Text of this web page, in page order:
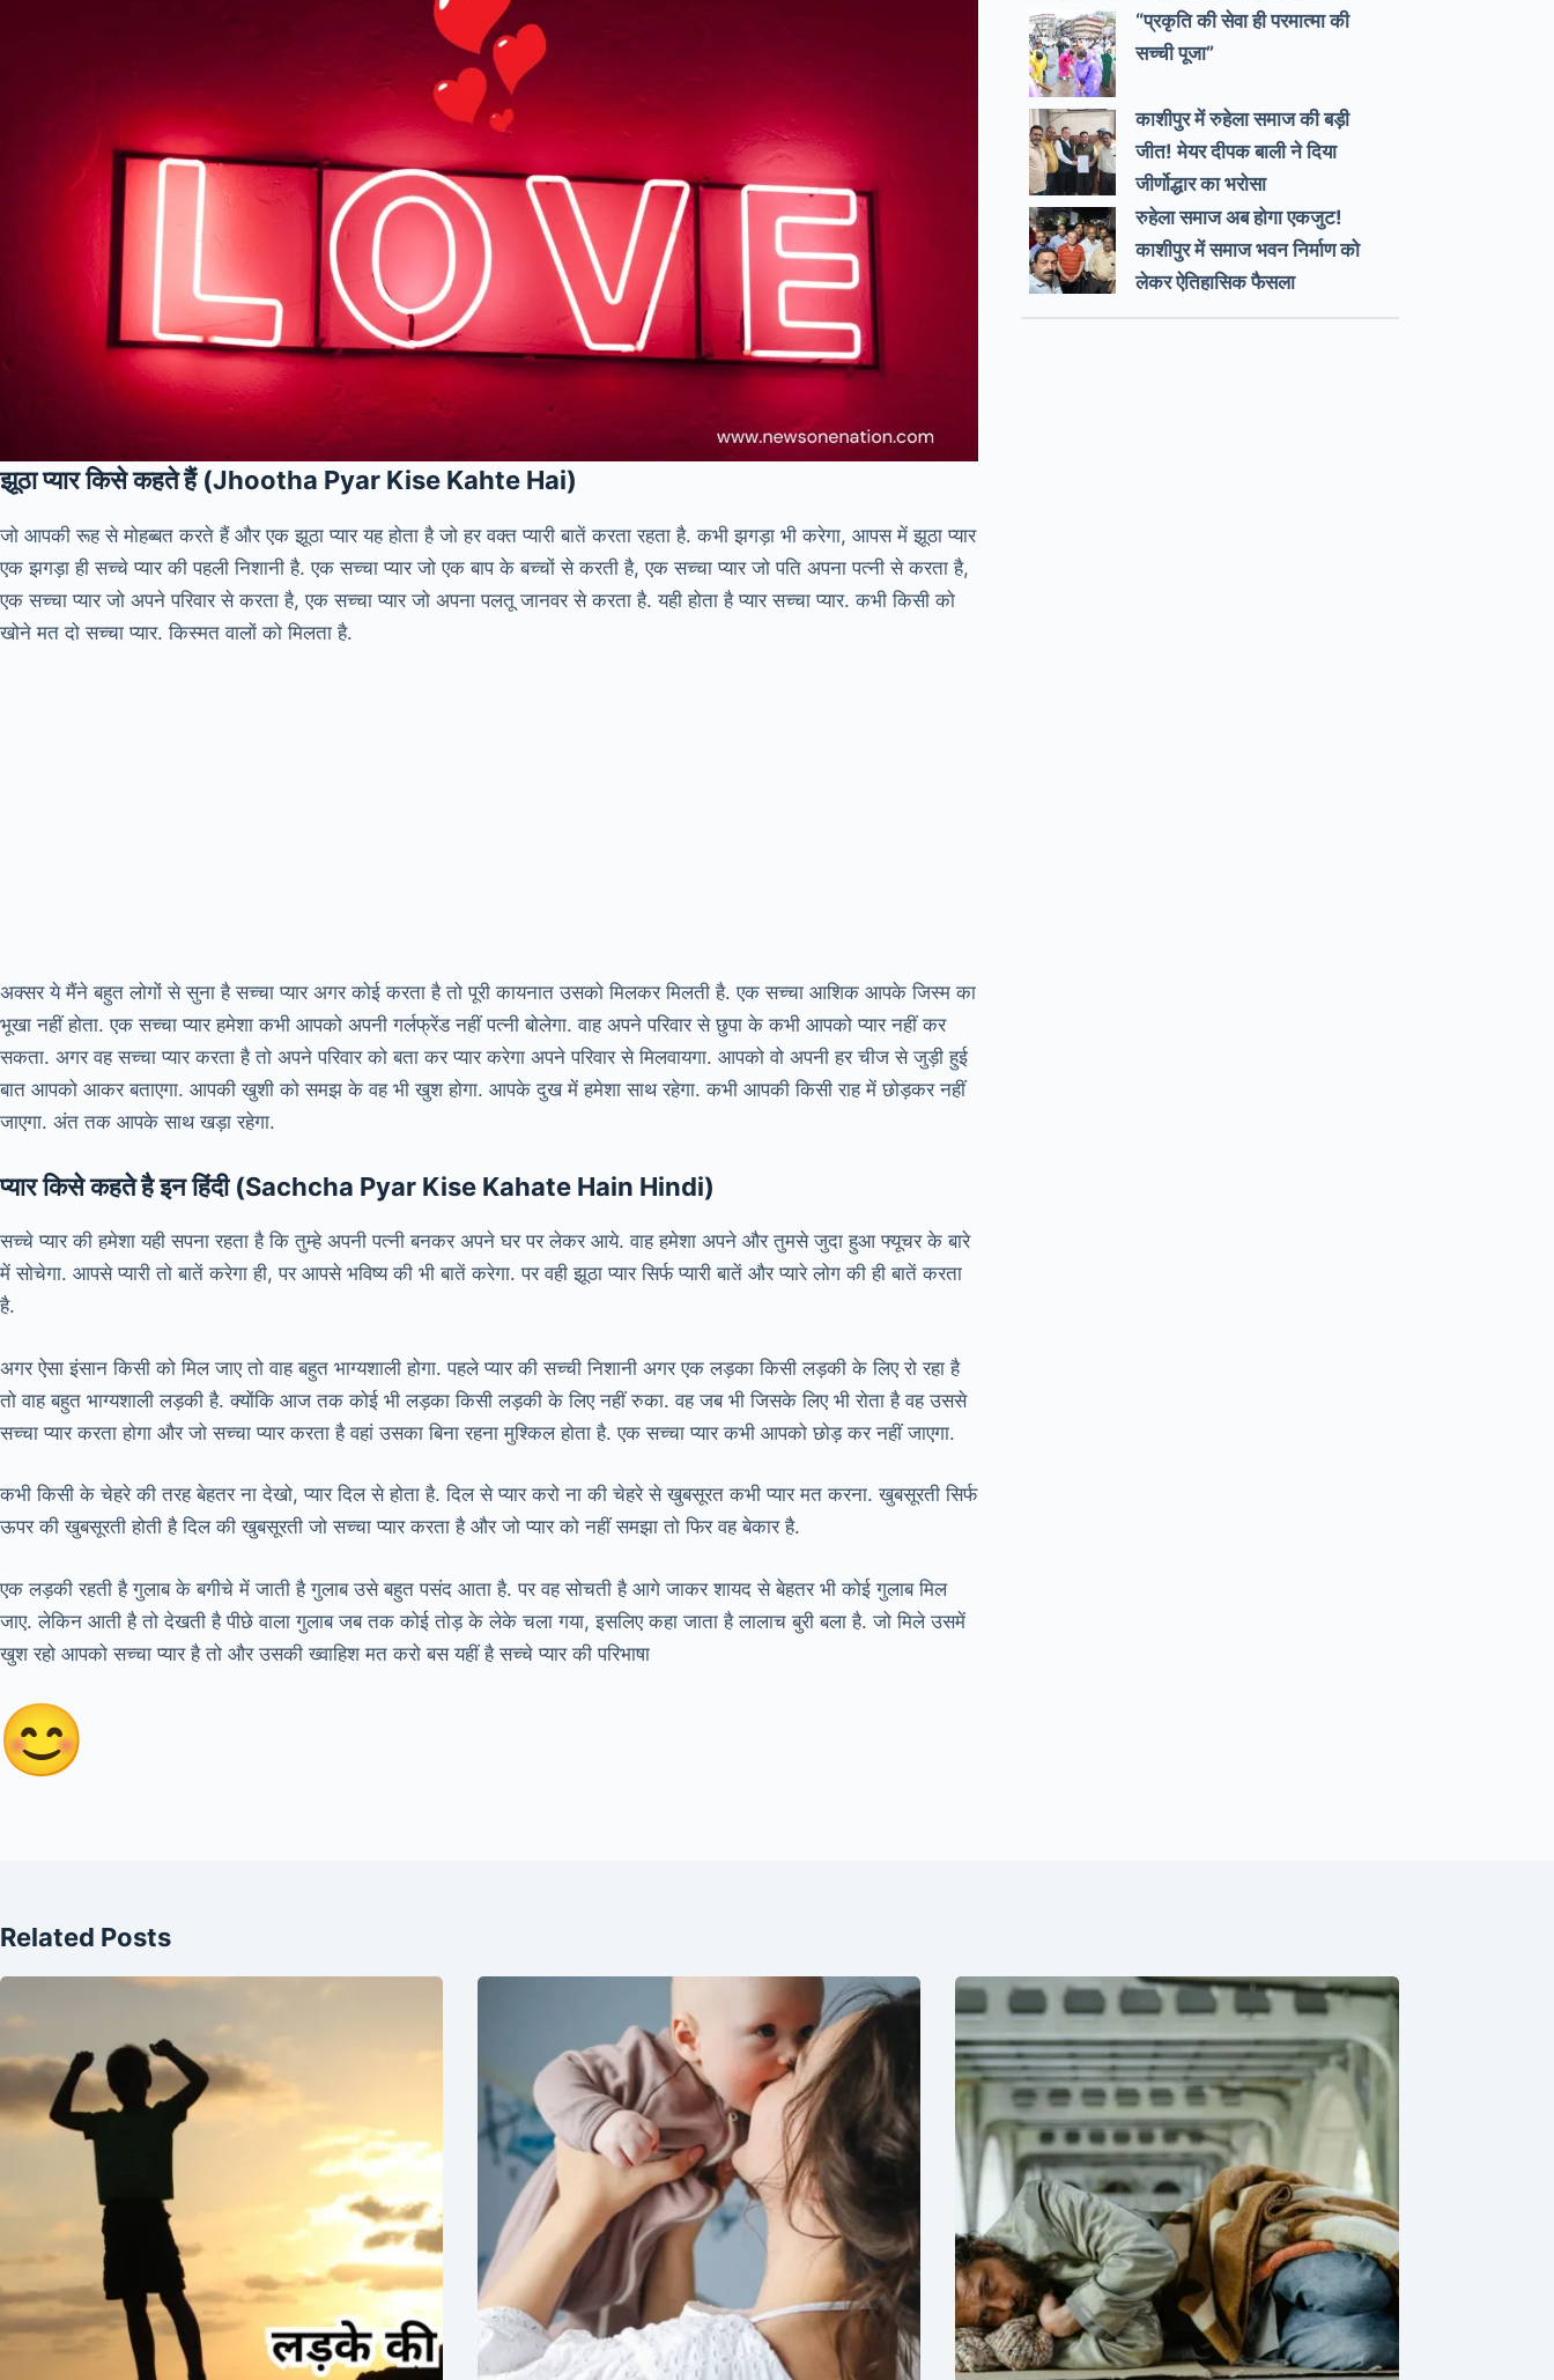
झूठा प्यार किसे कहते हैं (Jhootha Pyar Kise Kahte Hai)
जो आपकी रूह से मोहब्बत करते हैं और एक झूठा प्यार यह होता है जो हर वक्त प्यारी बातें करता रहता है. कभी झगड़ा भी करेगा, आपस में झूठा प्यार
एक झगड़ा ही सच्चे प्यार की पहली निशानी है. एक सच्चा प्यार जो एक बाप के बच्चों से करती है, एक सच्चा प्यार जो पति अपना पत्नी से करता है,
एक सच्चा प्यार जो अपने परिवार से करता है, एक सच्चा प्यार जो अपना पलतू जानवर से करता है. यही होता है प्यार सच्चा प्यार. कभी किसी को
खोने मत दो सच्चा प्यार. किस्मत वालों को मिलता है.
अक्सर ये मैंने बहुत लोगों से सुना है सच्चा प्यार अगर कोई करता है तो पूरी कायनात उसको मिलकर मिलती है. एक सच्चा आशिक आपके जिस्म का
भूखा नहीं होता. एक सच्चा प्यार हमेशा कभी आपको अपनी गर्लफ्रेंड नहीं पत्नी बोलेगा. वाह अपने परिवार से छुपा के कभी आपको प्यार नहीं कर
सकता. अगर वह सच्चा प्यार करता है तो अपने परिवार को बता कर प्यार करेगा अपने परिवार से मिलवायगा. आपको वो अपनी हर चीज से जुड़ी हुई
बात आपको आकर बताएगा. आपकी खुशी को समझ के वह भी खुश होगा. आपके दुख में हमेशा साथ रहेगा. कभी आपकी किसी राह में छोड़कर नहीं
जाएगा. अंत तक आपके साथ खड़ा रहेगा.
प्यार किसे कहते है इन हिंदी (Sachcha Pyar Kise Kahate Hain Hindi)
सच्चे प्यार की हमेशा यही सपना रहता है कि तुम्हे अपनी पत्नी बनकर अपने घर पर लेकर आये. वाह हमेशा अपने और तुमसे जुदा हुआ फ्यूचर के बारे
में सोचेगा. आपसे प्यारी तो बातें करेगा ही, पर आपसे भविष्य की भी बातें करेगा. पर वही झूठा प्यार सिर्फ प्यारी बातें और प्यारे लोग की ही बातें करता
है.
अगर ऐसा इंसान किसी को मिल जाए तो वाह बहुत भाग्यशाली होगा. पहले प्यार की सच्ची निशानी अगर एक लड़का किसी लड़की के लिए रो रहा है
तो वाह बहुत भाग्यशाली लड़की है. क्योंकि आज तक कोई भी लड़का किसी लड़की के लिए नहीं रुका. वह जब भी जिसके लिए भी रोता है वह उससे
सच्चा प्यार करता होगा और जो सच्चा प्यार करता है वहां उसका बिना रहना मुश्किल होता है. एक सच्चा प्यार कभी आपको छोड़ कर नहीं जाएगा.
कभी किसी के चेहरे की तरह बेहतर ना देखो, प्यार दिल से होता है. दिल से प्यार करो ना की चेहरे से खुबसूरत कभी प्यार मत करना. खुबसूरती सिर्फ
ऊपर की खुबसूरती होती है दिल की खुबसूरती जो सच्चा प्यार करता है और जो प्यार को नहीं समझा तो फिर वह बेकार है.
एक लड़की रहती है गुलाब के बगीचे में जाती है गुलाब उसे बहुत पसंद आता है. पर वह सोचती है आगे जाकर शायद से बेहतर भी कोई गुलाब मिल
जाए. लेकिन आती है तो देखती है पीछे वाला गुलाब जब तक कोई तोड़ के लेके चला गया, इसलिए कहा जाता है लालाच बुरी बला है. जो मिले उसमें
खुश रहो आपको सच्चा प्यार है तो और उसकी ख्वाहिश मत करो बस यहीं है सच्चे प्यार की परिभाषा
“प्रकृति की सेवा ही परमात्मा की
सच्ची पूजा”
काशीपुर में रुहेला समाज की बड़ी
जीत! मेयर दीपक बाली ने दिया
जीर्णोद्धार का भरोसा
रुहेला समाज अब होगा एकजुट!
काशीपुर में समाज भवन निर्माण को
लेकर ऐतिहासिक फैसला
Related Posts